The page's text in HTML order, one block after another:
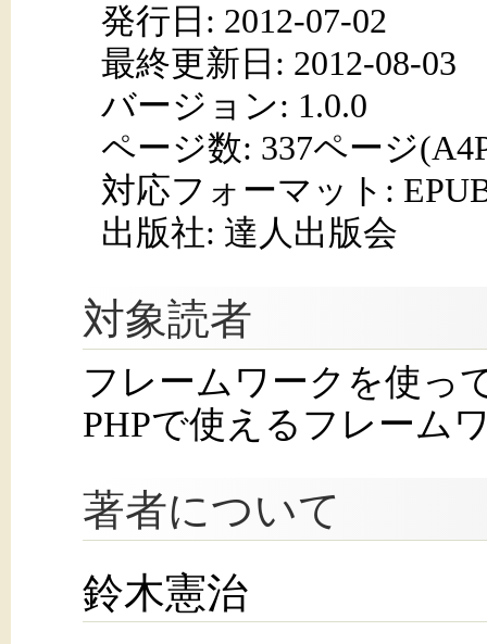
発行日: 2012-07-02
最終更新日: 2012-08-03
バージョン: 1.0.0
ページ数: 337ページ
対応フォーマット:
出版社: 達人出版会
対象読者
フレームワークを使っ
PHPで使えるフレーム
著者について
鈴木憲治